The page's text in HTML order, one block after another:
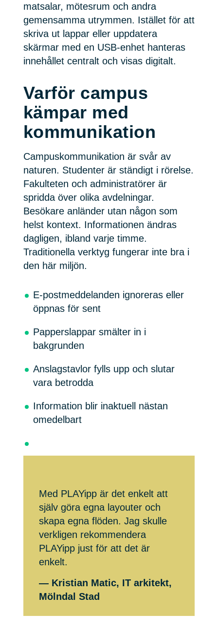
matsalar, mötesrum och andra
gemensamma utrymmen. Istället för att
skriva ut lappar eller uppdatera
skärmar med en USB-enhet hanteras
innehållet centralt och visas digitalt.
Varför campus
kämpar med
kommunikation
Campuskommunikation är svår av
naturen. Studenter är ständigt i rörelse.
Fakulteten och administratörer är
spridda över olika avdelningar.
Besökare anländer utan någon som
helst kontext. Informationen ändras
dagligen, ibland varje timme.
Traditionella verktyg fungerar inte bra i
den här miljön.
E-postmeddelanden ignoreras eller
öppnas för sent
Papperslappar smälter in i
bakgrunden
Anslagstavlor fylls upp och slutar
vara betrodda
Information blir inaktuell nästan
omedelbart
Med PLAYipp är det enkelt att
själv göra egna layouter och
skapa egna flöden. Jag skulle
verkligen rekommendera
PLAYipp just för att det är
enkelt.
— Kristian Matic, IT arkitekt,
Mölndal Stad